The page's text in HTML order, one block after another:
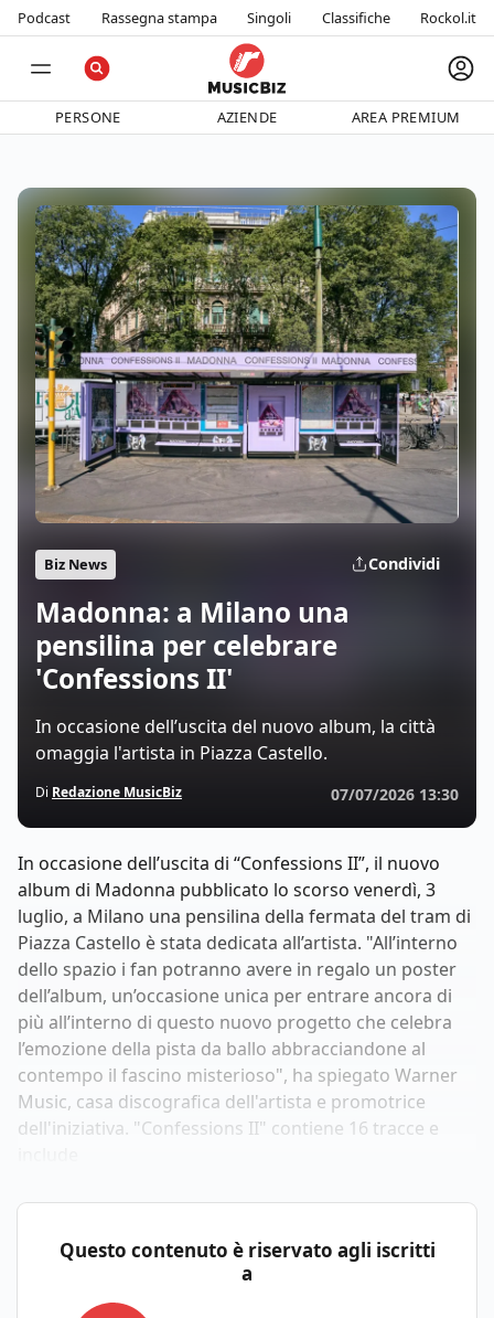
Podcast Rassegna stampa Singoli Classifiche Rockol.it
PERSONE AZIENDE AREA PREMIUM
Biz News Condividi
Madonna: a Milano una
pensilina per celebrare
'Confessions II'
In occasione dell’uscita del nuovo album, la città
omaggia l'artista in Piazza Castello.
Di Redazione MusicBiz 07/07/2026 13:30
In occasione dell’uscita di “Confessions II”, il nuovo
album di Madonna pubblicato lo scorso venerdì, 3
luglio, a Milano una pensilina della fermata del tram di
Piazza Castello è stata dedicata all’artista. "All’interno
dello spazio i fan potranno avere in regalo un poster
dell’album, un’occasione unica per entrare ancora di
più all’interno di questo nuovo progetto che celebra
l’emozione della pista da ballo abbracciandone al
contempo il fascino misterioso", ha spiegato Warner
Music, casa discografica dell'artista e promotrice
dell'iniziativa. "Confessions II" contiene 16 tracce e
Questo contenuto è riservato agli iscritti
a